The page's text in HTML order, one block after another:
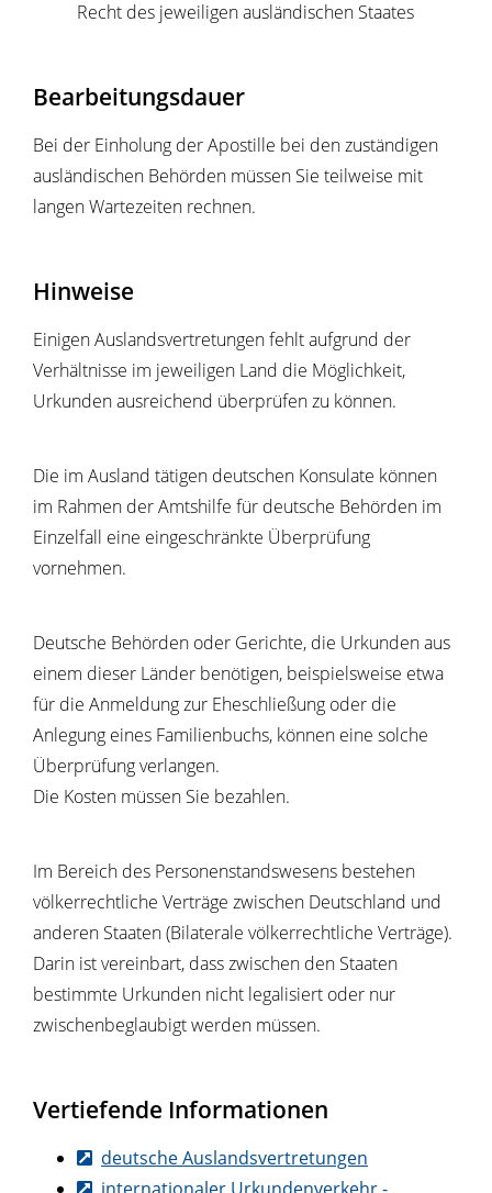
Recht des jeweiligen ausländischen Staates
Bearbeitungsdauer
Bei der Einholung der Apostille bei den zuständigen
ausländischen Behörden müssen Sie teilweise mit
langen Wartezeiten rechnen.
Hinweise
Einigen Auslandsvertretungen fehlt aufgrund der
Verhältnisse im jeweiligen Land die Möglichkeit,
Urkunden ausreichend überprüfen zu können.
Die im Ausland tätigen deutschen Konsulate können
im Rahmen der Amtshilfe für deutsche Behörden im
Einzelfall eine eingeschränkte Überprüfung
vornehmen.
Deutsche Behörden oder Gerichte, die Urkunden aus
einem dieser Länder benötigen, beispielsweise etwa
für die Anmeldung zur Eheschließung oder die
Anlegung eines Familienbuchs, können eine solche
Überprüfung verlangen.
Die Kosten müssen Sie bezahlen.
Im Bereich des Personenstandswesens bestehen
völkerrechtliche Verträge zwischen Deutschland und
anderen Staaten (Bilaterale völkerrechtliche Verträge).
Darin ist vereinbart, dass zwischen den Staaten
bestimmte Urkunden nicht legalisiert oder nur
zwischenbeglaubigt werden müssen.
Vertiefende Informationen
deutsche Auslandsvertretungen